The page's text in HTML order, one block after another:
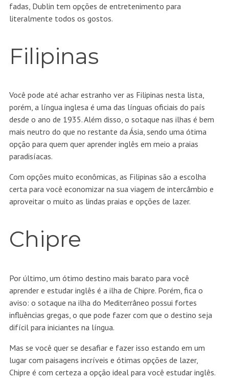
fadas, Dublin tem opções de entretenimento para
literalmente todos os gostos.
Filipinas
Você pode até achar estranho ver as Filipinas nesta lista,
porém, a língua inglesa é uma das línguas oficiais do país
desde o ano de 1935. Além disso, o sotaque nas ilhas é bem
mais neutro do que no restante da Ásia, sendo uma ótima
opção para quem quer aprender inglês em meio a praias
paradisíacas.
Com opções muito econômicas, as Filipinas são a escolha
certa para você economizar na sua viagem de intercâmbio e
aproveitar o muito as lindas praias e opções de lazer.
Chipre
Por último, um ótimo destino mais barato para você
aprender e estudar inglês é a ilha de Chipre. Porém, fica o
aviso: o sotaque na ilha do Mediterrâneo possui fortes
influências gregas, o que pode fazer com que o destino seja
difícil para iniciantes na língua.
Mas se você quer se desafiar e fazer isso estando em um
lugar com paisagens incríveis e ótimas opções de lazer,
Chipre é com certeza a opção ideal para você estudar inglês.